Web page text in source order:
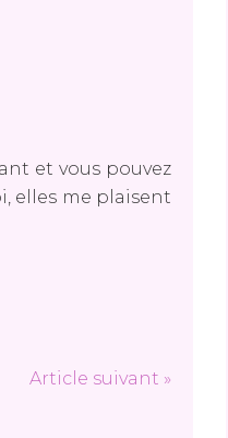
et vous pouvez
elles me plaisent
Article suivant »